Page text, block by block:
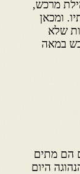
מרכש,
ומכאן
שלא
במאה
הם מתים
היום